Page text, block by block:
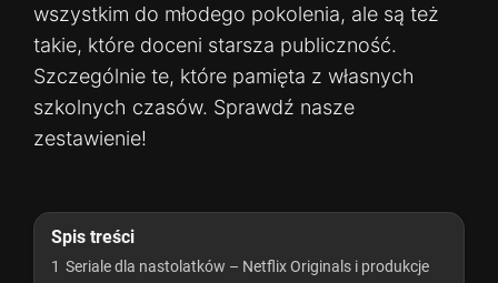
wszystkim do młodego pokolenia, ale są też
takie, które doceni starsza publiczność.
Szczególnie te, które pamięta z własnych
szkolnych czasów. Sprawdź nasze
zestawienie!
Spis treści
1 Seriale dla nastolatków – Netflix Originals i produkcje